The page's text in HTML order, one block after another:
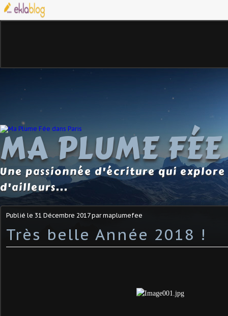
MA PLUME
Une passionnée d'écriture qui
d'ailleurs...
Publié le 31 Décembre 2017par maplumefee
Très belle Année 2018 !